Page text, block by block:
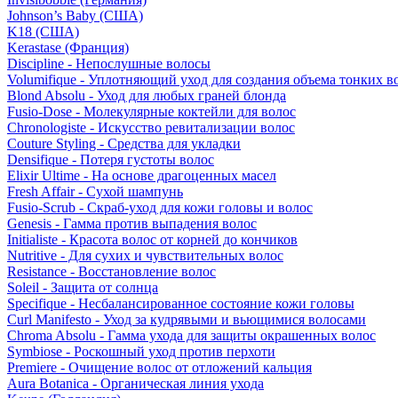
Johnson’s Baby (США)
K18 (США)
Kerastase (Франция)
Discipline - Непослушные волосы
Volumifique - Уплотняющий уход для создания объема тонких
Blond Absolu - Уход для любых граней блонда
Fusio-Dose - Молекулярные коктейли для волос
Chronologiste - Искусство ревитализации волос
Couture Styling - Средства для укладки
Densifique - Потеря густоты волос
Elixir Ultime - На основе драгоценных масел
Fresh Affair - Сухой шампунь
Fusio-Scrub - Скраб-уход для кожи головы и волос
Genesis - Гамма против выпадения волос
Initialiste - Красота волос от корней до кончиков
Nutritive - Для сухих и чувствительных волос
Resistance - Восстановление волос
Soleil - Защита от солнца
Specifique - Несбалансированное состояние кожи головы
Curl Manifesto - Уход за кудрявыми и вьющимися волосами
Chroma Absolu - Гамма ухода для защиты окрашенных волос
Symbiose - Роскошный уход против перхоти
Premiere - Очищение волос от отложений кальция
Aura Botanica - Органическая линия ухода